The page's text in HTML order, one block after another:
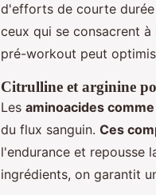
d'efforts de courte
ceux qui se consacrent
pré-workout peut
Citrulline et arginine
Les aminoacides
du flux sanguin. Ces
l'endurance et repousse
ingrédients, on garantit